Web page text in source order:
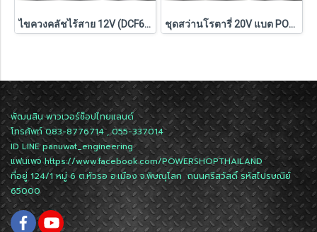
ไขควงคลัชไร้สาย 12V (DCF601N-KR) Dewalt (ตัวเปล่า) ชุดสว่านโรตารี่ 20V แบต POWERSTACK 1.7Ah Dewalt (DCH172E1T-B1)
พัฒนสิน พาวเวอร์ช็อปไทยแลนด์
โทรศัพท์ 083-8776714 , 055-337014
ID LINEpanuwat_engineering
แฟนเพจhttps://www.facebook.com/POWERSHOPTHAILAND
ที่อยู่ 124/1 หมู่ 6 ต.หัวรอ อ.เมือง จ.พิษณุโลก ถนนศรีสวัสดิ์ รหัสไปรษณีย์
65000